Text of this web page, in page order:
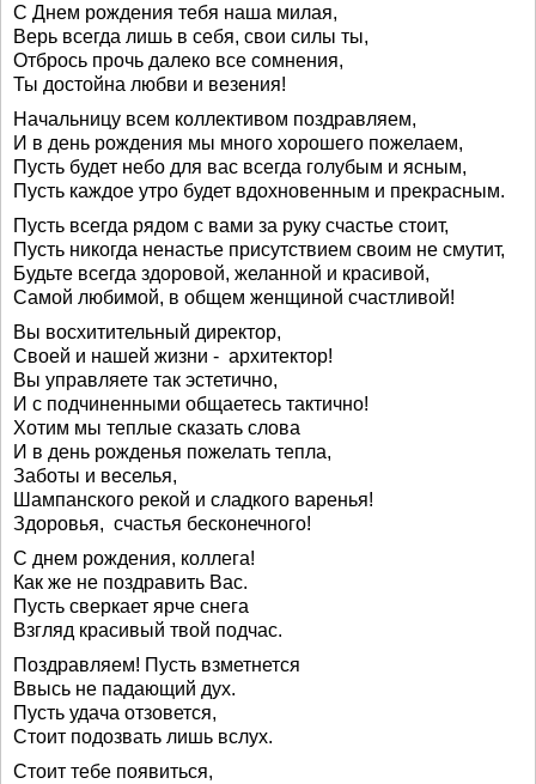
С Днем рождения тебя наша милая,
Верь всегда лишь в себя, свои силы ты,
Отбрось прочь далеко все сомнения,
Ты достойна любви и везения!
Начальницу всем коллективом поздравляем,
И в день рождения мы много хорошего пожелаем,
Пусть будет небо для вас всегда голубым и ясным,
Пусть каждое утро будет вдохновенным и прекрасным.
Пусть всегда рядом с вами за руку счастье стоит,
Пусть никогда ненастье присутствием своим не смутит,
Будьте всегда здоровой, желанной и красивой,
Самой любимой, в общем женщиной счастливой!
Вы восхитительный директор,
Своей и нашей жизни - архитектор!
Вы управляете так эстетично,
И с подчиненными общаетесь тактично!
Хотим мы теплые сказать слова
И в день рожденья пожелать тепла,
Заботы и веселья,
Шампанского рекой и сладкого варенья!
Здоровья, счастья бесконечного!
С днем рождения, коллега!
Как же не поздравить Вас.
Пусть сверкает ярче снега
Взгляд красивый твой подчас.
Поздравляем! Пусть взметнется
Ввысь не падающий дух.
Пусть удача отзовется,
Стоит подозвать лишь вслух.
Стоит тебе появиться,